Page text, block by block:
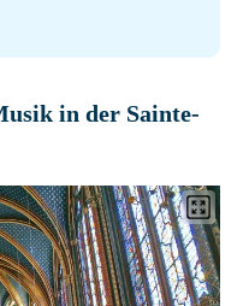
in der Sainte-